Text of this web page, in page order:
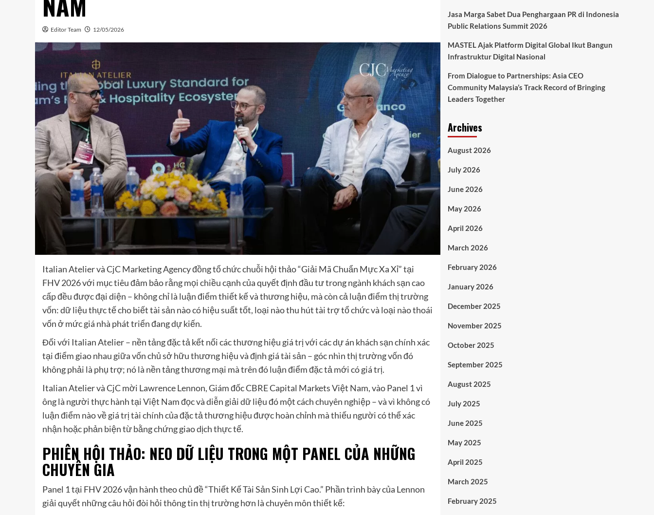
Editor Team 12/05/2026
Italian Atelier và CjC Marketing Agency đồng tổ chức chuỗi hội thảo “Giải Mã Chuẩn Mực Xa Xỉ” tại
FHV 2026 với mục tiêu đảm bảo rằng mọi chiều cạnh của quyết định đầu tư trong ngành khách sạn cao
cấp đều được đại diện – không chỉ là luận điểm thiết kế và thương hiệu, mà còn cả luận điểm thị trường
vốn: dữ liệu thực tế cho biết tài sản nào có hiệu suất tốt, loại nào thu hút tài trợ tổ chức và loại nào thoái
vốn ở mức giá nhà phát triển đang dự kiến.
Đối với Italian Atelier – nền tảng đặc tả kết nối các thương hiệu giá trị với các dự án khách sạn chính xác
tại điểm giao nhau giữa vốn chủ sở hữu thương hiệu và định giá tài sản – góc nhìn thị trường vốn đó
không phải là phụ trợ; nó là nền tảng thương mại mà trên đó luận điểm đặc tả mới có giá trị.
Italian Atelier và CjC mời Lawrence Lennon, Giám đốc CBRE Capital Markets Việt Nam, vào Panel 1 vì
ông là người thực hành tại Việt Nam đọc và diễn giải dữ liệu đó một cách chuyên nghiệp – và vì không có
luận điểm nào về giá trị tài chính của đặc tả thương hiệu được hoàn chỉnh mà thiếu người có thể xác
nhận hoặc phản biện từ bằng chứng giao dịch thực tế.
PHIÊN HỘI THẢO: NEO DỮ LIỆU TRONG MỘT PANEL CỦA NHỮNG
CHUYÊN GIA
Panel 1 tại FHV 2026 vận hành theo chủ đề “Thiết Kế Tài Sản Sinh Lợi Cao.” Phần trình bày của Lennon
giải quyết những câu hỏi đòi hỏi thông tin thị trường hơn là chuyên môn thiết kế:
Jasa Marga Sabet Dua Penghargaan PR di Indonesia
Public Relations Summit 2026
MASTEL Ajak Platform Digital Global Ikut Bangun
Infrastruktur Digital Nasional
From Dialogue to Partnerships: Asia CEO
Community Malaysia’s Track Record of Bringing
Leaders Together
Archives
August 2026
July 2026
June 2026
May 2026
April 2026
March 2026
February 2026
January 2026
December 2025
November 2025
October 2025
September 2025
August 2025
July 2025
June 2025
May 2025
April 2025
March 2025
February 2025